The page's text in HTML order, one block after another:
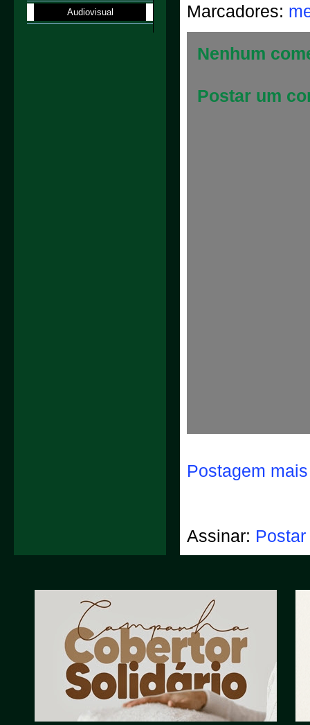
Marcadores:
Nenhum
Postar um
Postagem
Assinar:
Audiovisual